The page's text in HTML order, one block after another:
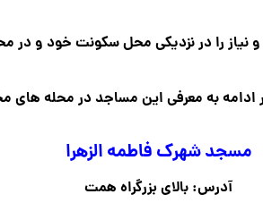
و نیاز را در نزدیکی محل سکونت خود و در
به معرفی این مساجد در محله های مختلف منطقه
مسجد شهرک فاطمه الزهرا
آدرس: بالای بزرگراه همت